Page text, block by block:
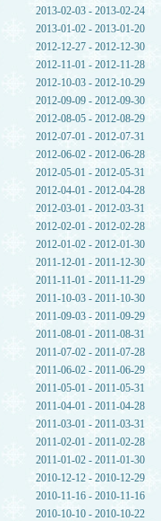
2013-02-03 - 2013-02-24
2013-01-02 - 2013-01-20
2012-12-27 - 2012-12-30
2012-11-01 - 2012-11-28
2012-10-03 - 2012-10-29
2012-09-09 - 2012-09-30
2012-08-05 - 2012-08-29
2012-07-01 - 2012-07-31
2012-06-02 - 2012-06-28
2012-05-01 - 2012-05-31
2012-04-01 - 2012-04-28
2012-03-01 - 2012-03-31
2012-02-01 - 2012-02-28
2012-01-02 - 2012-01-30
2011-12-01 - 2011-12-30
2011-11-01 - 2011-11-29
2011-10-03 - 2011-10-30
2011-09-03 - 2011-09-29
2011-08-01 - 2011-08-31
2011-07-02 - 2011-07-28
2011-06-02 - 2011-06-29
2011-05-01 - 2011-05-31
2011-04-01 - 2011-04-28
2011-03-01 - 2011-03-31
2011-02-01 - 2011-02-28
2011-01-02 - 2011-01-30
2010-12-12 - 2010-12-29
2010-11-16 - 2010-11-16
2010-10-10 - 2010-10-22